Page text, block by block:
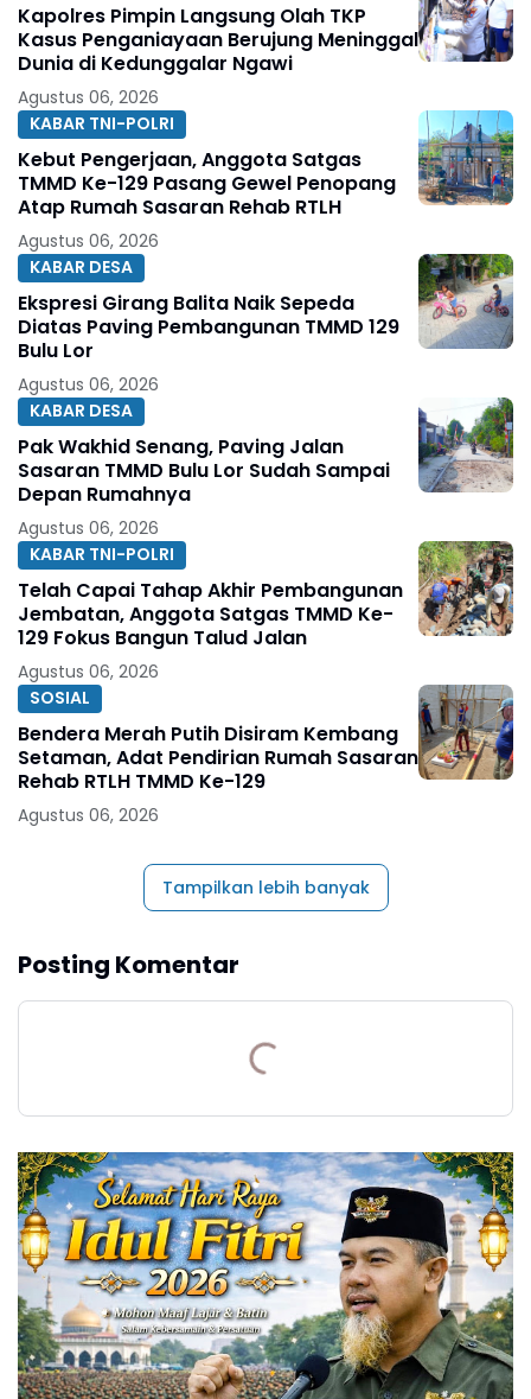
Kapolres Pimpin Langsung Olah TKP
Kasus Penganiayaan Berujung Meninggal
Dunia di Kedunggalar Ngawi
Agustus 06, 2026
KABAR TNI-POLRI
Kebut Pengerjaan, Anggota Satgas
TMMD Ke-129 Pasang Gewel Penopang
Atap Rumah Sasaran Rehab RTLH
Agustus 06, 2026
KABAR DESA
Ekspresi Girang Balita Naik Sepeda
Diatas Paving Pembangunan TMMD 129
Bulu Lor
Agustus 06, 2026
KABAR DESA
Pak Wakhid Senang, Paving Jalan
Sasaran TMMD Bulu Lor Sudah Sampai
Depan Rumahnya
Agustus 06, 2026
KABAR TNI-POLRI
Telah Capai Tahap Akhir Pembangunan
Jembatan, Anggota Satgas TMMD Ke-
129 Fokus Bangun Talud Jalan
Agustus 06, 2026
SOSIAL
Bendera Merah Putih Disiram Kembang
Setaman, Adat Pendirian Rumah Sasaran
Rehab RTLH TMMD Ke-129
Agustus 06, 2026
Tampilkan lebih banyak
Posting Komentar